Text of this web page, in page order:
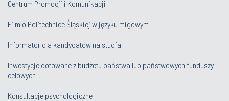
Centrum Promocji i Komunikacji
Film o Politechnice Śląskiej w języku migowym
Informator dla kandydatów na studia
Inwestycje dotowane z budżetu państwa lub państwowych funduszy
celowych
Konsultacje psychologiczne